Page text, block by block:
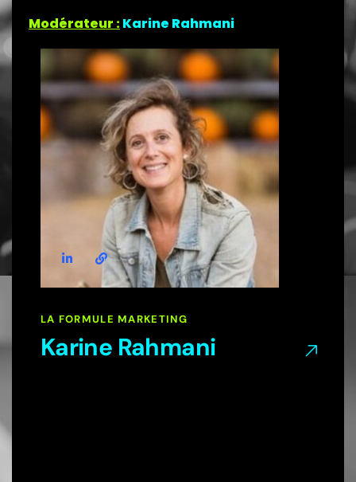
Modérateur :Karine Rahmani
LA FORMULE MARKETING
Karine Rahmani